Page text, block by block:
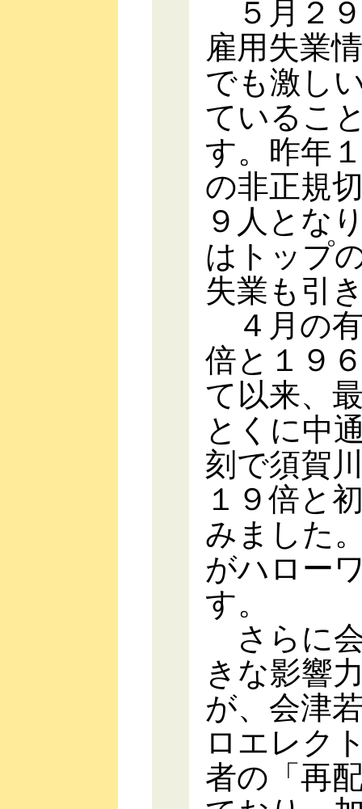
５月２
雇用失業
でも激し
ているこ
す。昨年
の非正規
９人とな
はトップ
失業も引
４月の
倍と１９
て以来、
とくに中
刻で須賀
１９倍と
みました
がハロー
す。
さらに
きな影響
が、会津
ロエレク
者の「再